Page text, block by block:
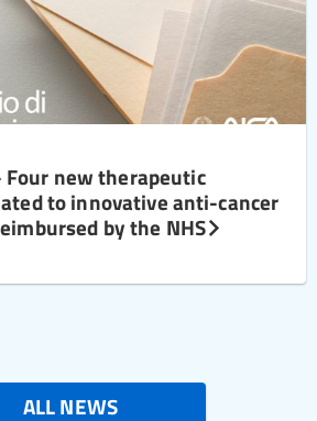
new therapeutic
to innovative anti-cancer
by the NHS
ALL NEWS